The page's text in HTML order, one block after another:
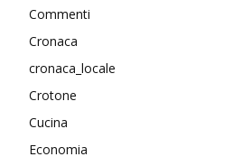
Commenti
Cronaca
cronaca_locale
Crotone
Cucina
Economia